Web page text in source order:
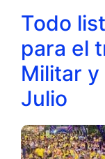
Todo
para el
Militar y
Julio